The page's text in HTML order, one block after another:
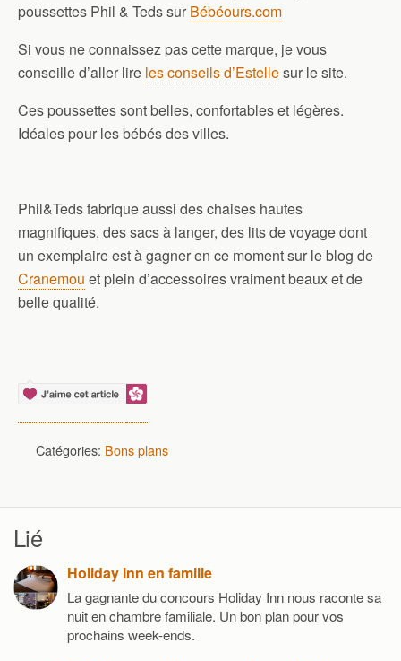
poussettes Phil & Teds sur Bébéours.com
Si vous ne connaissez pas cette marque, je vous
conseille d’aller lire les conseils d’Estellesur le site.
Ces poussettes sont belles, confortables et légères.
Idéales pour les bébés des villes.
Phil&Teds fabrique aussi des chaises hautes
magnifiques, des sacs à langer, des lits de voyage dont
un exemplaire est à gagner en ce moment sur le blog de
Cranemou et plein d’accessoires vraiment beaux et de
belle qualité.
Catégories: Bons plans
Lié
Holiday Inn en famille
La gagnante du concours Holiday Inn nous raconte sa
nuit en chambre familiale. Un bon plan pour vos
prochains week-ends.